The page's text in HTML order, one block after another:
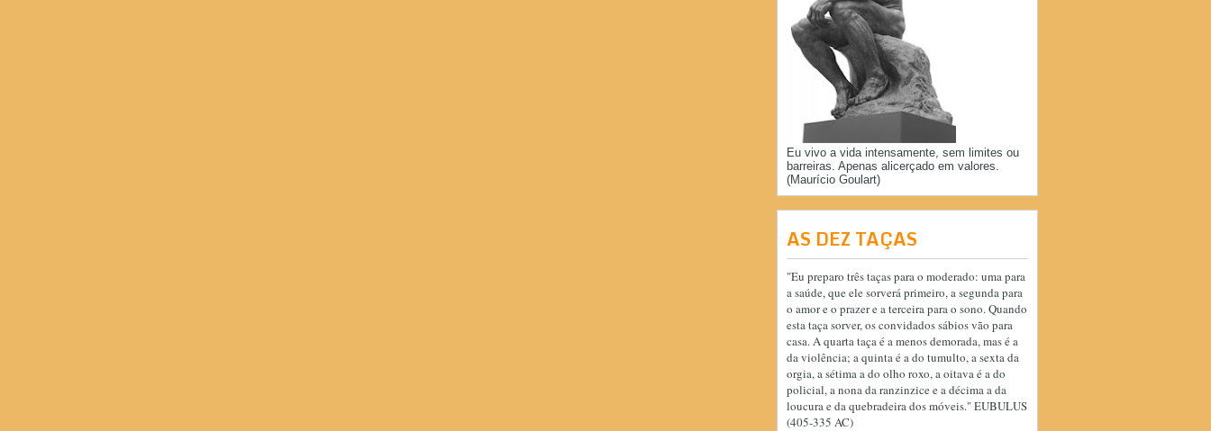
Eu vivo a vida intensamente, sem limites ou
barreiras. Apenas alicerçado em valores.
(Maurício Goulart)
AS DEZ TAÇAS
"Eu preparo três taças para o moderado: uma para
a saúde, que ele sorverá primeiro, a segunda para
o amor e o prazer e a terceira para o sono. Quando
esta taça sorver, os convidados sábios vão para
casa. A quarta taça é a menos demorada, mas é a
da violência; a quinta é a do tumulto, a sexta da
orgia, a sétima a do olho roxo, a oitava é a do
policial, a nona da ranzinzice e a décima a da
loucura e da quebradeira dos móveis." EUBULUS
(405-335 AC)